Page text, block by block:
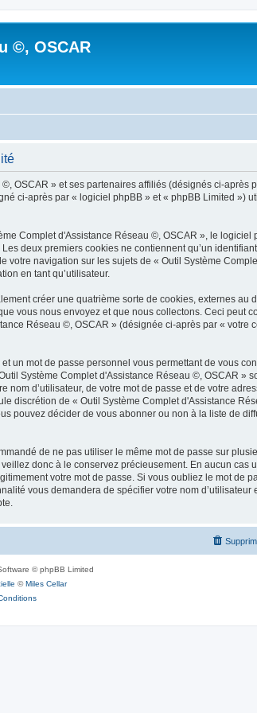
©, OSCAR
» et ses partenaires affiliés (désignés ci-après
ci-après par « logiciel phpBB » et « phpBB Limited »)
Complet d'Assistance Réseau ©, OSCAR », le
deux premiers cookies ne contiennent qu’un
navigation sur les sujets de « Outil Système
en tant qu’utilisateur.
créer une quatrième sorte de cookies, externes au
vous nous envoyez et que nous collectons. Ceci peut
Réseau ©, OSCAR » (désignée ci-après par « votre
un mot de passe personnel vous permettant de vous
Système Complet d'Assistance Réseau ©, OSCAR »
d’utilisateur, de votre mot de passe et de votre
discrétion de « Outil Système Complet d'Assistance
pouvez décider de vous abonner ou non à la liste de
de ne pas utiliser le même mot de passe sur
donc à le conservez précieusement. En aucun cas
votre mot de passe. Si vous oubliez le mot de
vous demandera de spécifier votre nom
© phpBB Limited
©Miles Cellar